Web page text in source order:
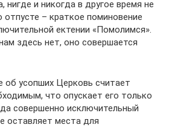
нигде и никогда в другое время не
– краткое поминовение
ектении «Помолимся».
здесь нет, оно совершается
усопших Церковь считает
что опускает его только
совершенно исключительный
оставляет места для